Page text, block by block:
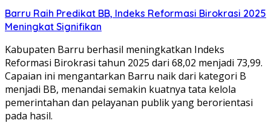
Barru Raih Predikat BB, Indeks Reformasi Birokrasi 2025
Meningkat Signifikan
Kabupaten Barru berhasil meningkatkan Indeks
Reformasi Birokrasi tahun 2025 dari 68,02 menjadi 73,99.
Capaian ini mengantarkan Barru naik dari kategori B
menjadi BB, menandai semakin kuatnya tata kelola
pemerintahan dan pelayanan publik yang berorientasi
pada hasil.